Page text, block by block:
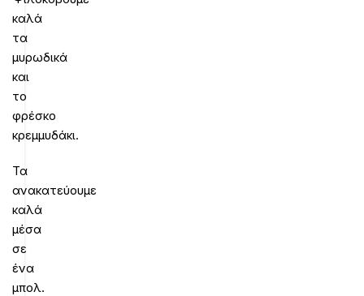
καλά
τα
μυρωδικά
και
το
φρέσκο
κρεμμυδάκι.
Τα
ανακατεύουμε
καλά
μέσα
σε
ένα
μπολ.